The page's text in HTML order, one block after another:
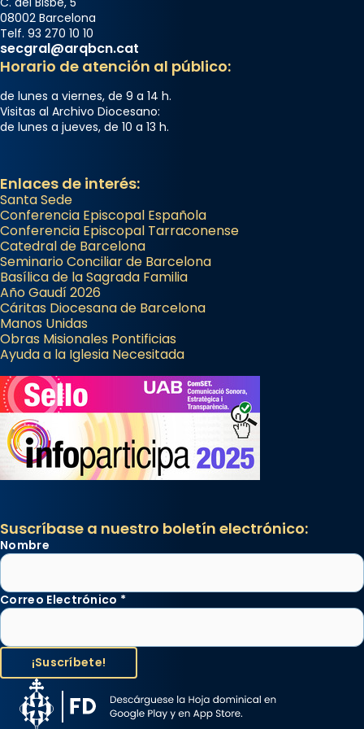
08002 Barcelona
Telf. 93 270 10 10
secgral@arqbcn.cat
Horario de atención al público:
de lunes a viernes, de 9 a 14 h.
Visitas al Archivo Diocesano:
de lunes a jueves, de 10 a 13 h.
Enlaces de interés:
Santa Sede
Conferencia Episcopal Española
Conferencia Episcopal Tarraconense
Catedral de Barcelona
Seminario Conciliar de Barcelona
Basílica de la Sagrada Familia
Año Gaudí 2026
Cáritas Diocesana de Barcelona
Manos Unidas
Obras Misionales Pontificias
Ayuda a la Iglesia Necesitada
Suscríbase a nuestro boletín electrónico:
Nombre
Correo Electrónico *